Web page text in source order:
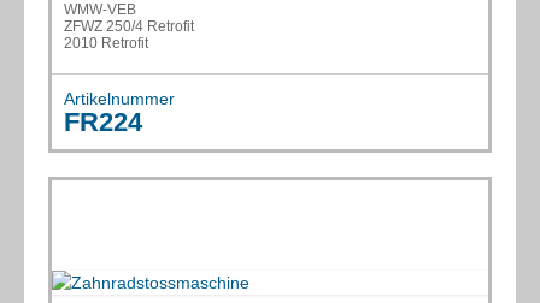
WMW-VEB
ZFWZ 250/4 Retrofit
2010 Retrofit
Artikelnummer
FR224